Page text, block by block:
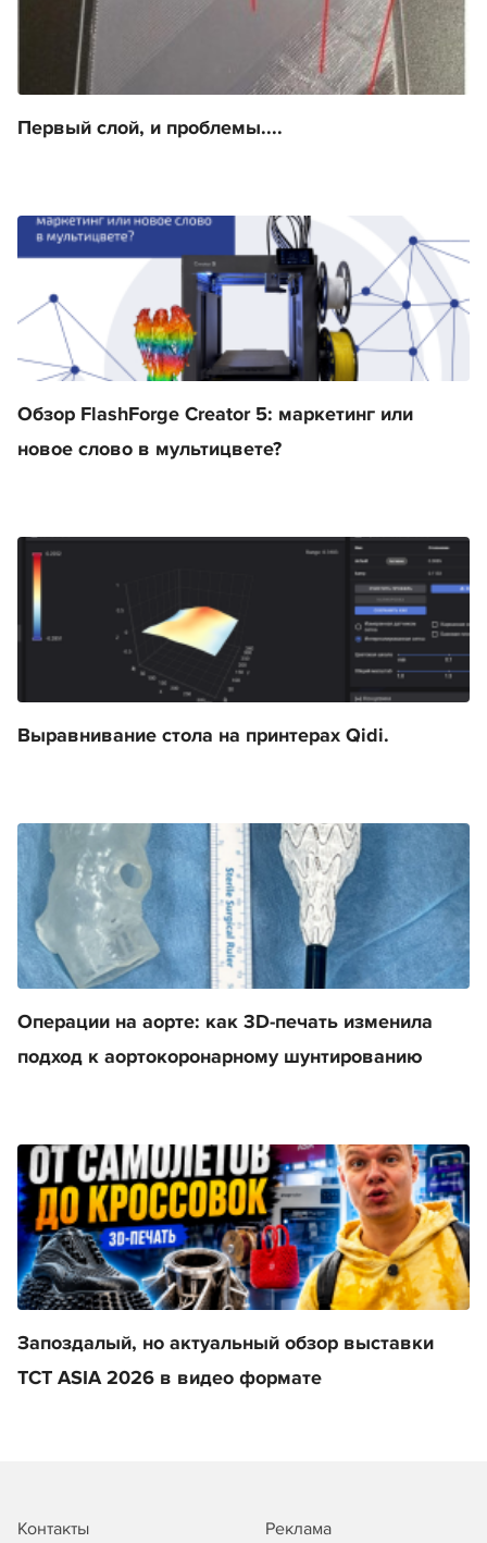
Первый слой, и проблемы....
Обзор FlashForge Creator 5: маркетинг или
новое слово в мультицвете?
Выравнивание стола на принтерах Qidi.
Операции на аорте: как 3D-печать изменила
подход к аортокоронарному шунтированию
Запоздалый, но актуальный обзор выставки
TCT ASIA 2026 в видео формате
Контакты Реклама